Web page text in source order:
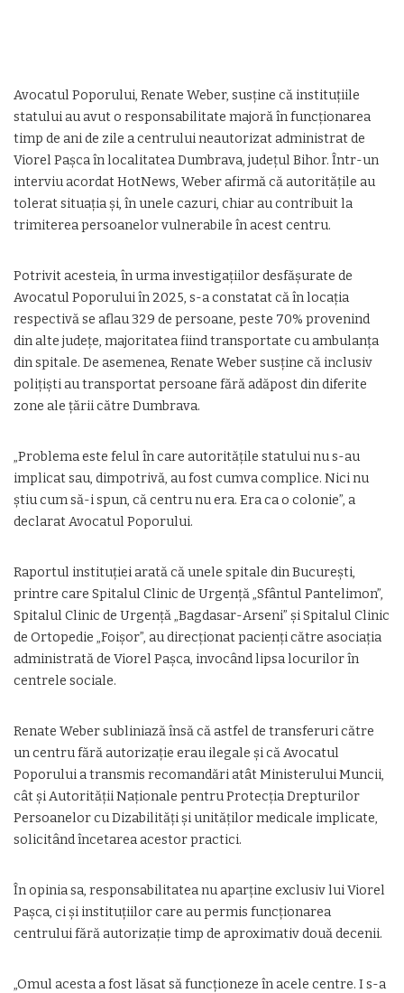
Avocatul Poporului, Renate Weber, susține că instituțiile
statului au avut o responsabilitate majoră în funcționarea
timp de ani de zile a centrului neautorizat administrat de
Viorel Pașca în localitatea Dumbrava, județul Bihor. Într-un
interviu acordat HotNews, Weber afirmă că autoritățile au
tolerat situația și, în unele cazuri, chiar au contribuit la
trimiterea persoanelor vulnerabile în acest centru.
Potrivit acesteia, în urma investigațiilor desfășurate de
Avocatul Poporului în 2025, s-a constatat că în locația
respectivă se aflau 329 de persoane, peste 70% provenind
din alte județe, majoritatea fiind transportate cu ambulanța
din spitale. De asemenea, Renate Weber susține că inclusiv
polițiști au transportat persoane fără adăpost din diferite
zone ale țării către Dumbrava.
„Problema este felul în care autoritățile statului nu s-au
implicat sau, dimpotrivă, au fost cumva complice. Nici nu
știu cum să-i spun, că centru nu era. Era ca o colonie”, a
declarat Avocatul Poporului.
Raportul instituției arată că unele spitale din București,
printre care Spitalul Clinic de Urgență „Sfântul Pantelimon”,
Spitalul Clinic de Urgență „Bagdasar-Arseni” și Spitalul Clinic
de Ortopedie „Foișor”, au direcționat pacienți către asociația
administrată de Viorel Pașca, invocând lipsa locurilor în
centrele sociale.
Renate Weber subliniază însă că astfel de transferuri către
un centru fără autorizație erau ilegale și că Avocatul
Poporului a transmis recomandări atât Ministerului Muncii,
cât și Autorității Naționale pentru Protecția Drepturilor
Persoanelor cu Dizabilități și unităților medicale implicate,
solicitând încetarea acestor practici.
În opinia sa, responsabilitatea nu aparține exclusiv lui Viorel
Pașca, ci și instituțiilor care au permis funcționarea
centrului fără autorizație timp de aproximativ două decenii.
„Omul acesta a fost lăsat să funcționeze în acele centre. I s-a